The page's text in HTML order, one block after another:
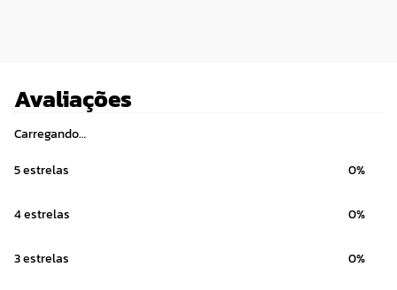
Avaliações
Carregando…
5 estrelas 0%
4 estrelas 0%
3 estrelas 0%